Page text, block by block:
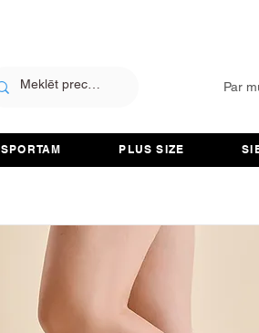
Par
SPORTAM PLUS SIZE